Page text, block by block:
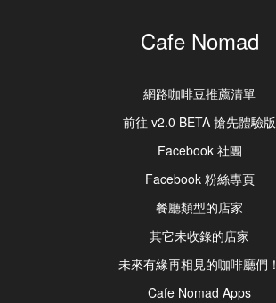
Cafe Nomad
網路咖啡豆推薦清單
前往 v2.0 BETA 搶先體驗版
Facebook 社團
Facebook 粉絲專頁
餐廳類型的店家
其它未收錄的店家
未來有緣再相見的咖啡廳們！
Cafe Nomad Apps